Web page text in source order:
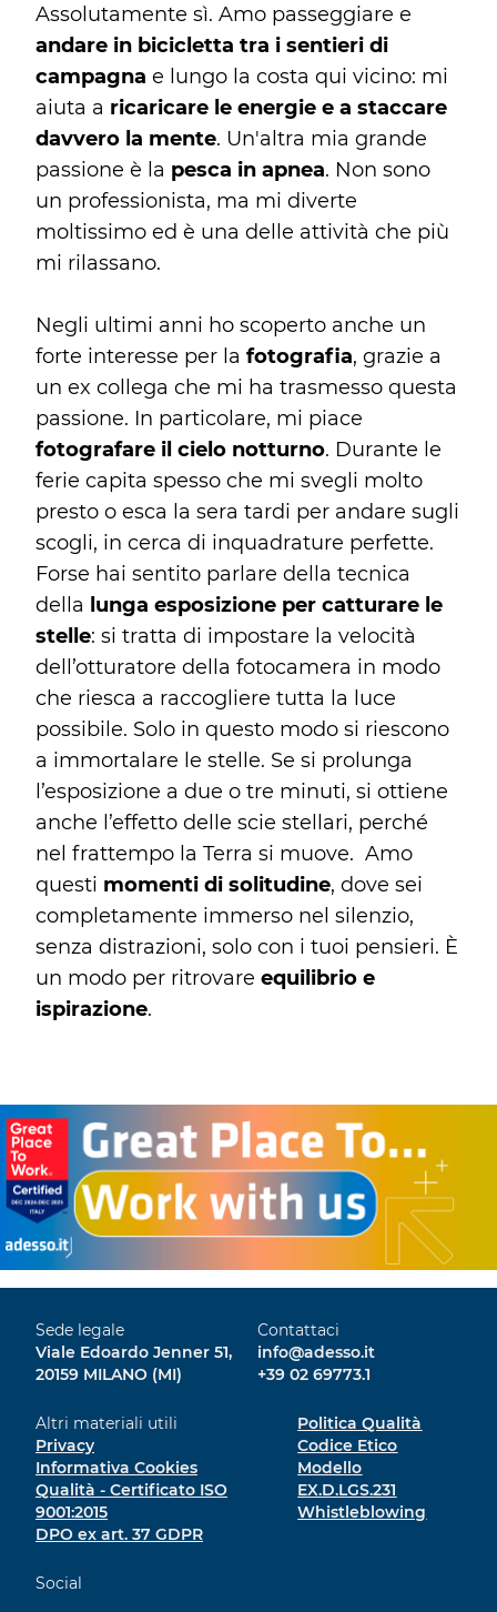
Assolutamente sì. Amo passeggiare e
andare in bicicletta tra i sentieri di
campagna e lungo la costa qui vicino: mi
aiuta a ricaricare le energie e a staccare
davvero la mente. Un'altra mia grande
passione è la pesca in apnea. Non sono
un professionista, ma mi diverte
moltissimo ed è una delle attività che più
mi rilassano.
Negli ultimi anni ho scoperto anche un
forte interesse per la fotografia, grazie a
un ex collega che mi ha trasmesso questa
passione. In particolare, mi piace
fotografare il cielo notturno. Durante le
ferie capita spesso che mi svegli molto
presto o esca la sera tardi per andare sugli
scogli, in cerca di inquadrature perfette.
Forse hai sentito parlare della tecnica
della lunga esposizione per catturare le
stelle: si tratta di impostare la velocità
dell’otturatore della fotocamera in modo
che riesca a raccogliere tutta la luce
possibile. Solo in questo modo si riescono
a immortalare le stelle. Se si prolunga
l’esposizione a due o tre minuti, si ottiene
anche l’effetto delle scie stellari, perché
nel frattempo la Terra si muove. Amo
questi momenti di solitudine, dove sei
completamente immerso nel silenzio,
senza distrazioni, solo con i tuoi pensieri. È
un modo per ritrovare equilibrio e
ispirazione.
Sede legale
Viale Edoardo Jenner 51,
20159 MILANO (MI)
Contattaci
info@adesso.it
+39 02 69773.1
Altri materiali utili
Privacy
Informativa Cookies
Qualità - Certificato ISO
9001:2015
DPO ex art. 37 GDPR
Politica Qualità
Codice Etico
Modello
EX.D.LGS.231
Whistleblowing
Social